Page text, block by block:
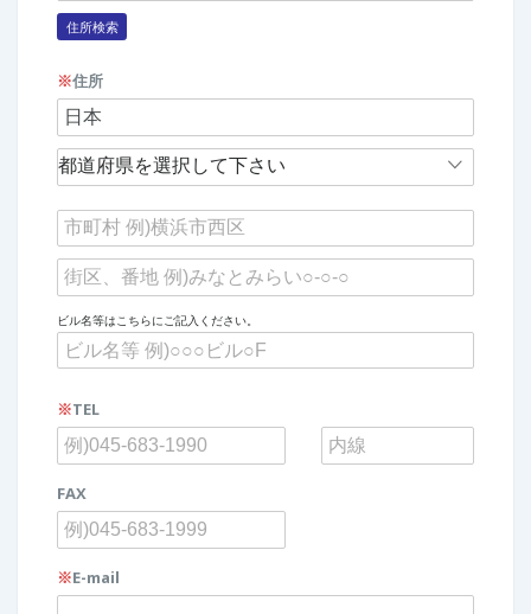
住所検索
※住所
ビル名等はこちらにご記入ください。
※TEL
FAX
※E-mail